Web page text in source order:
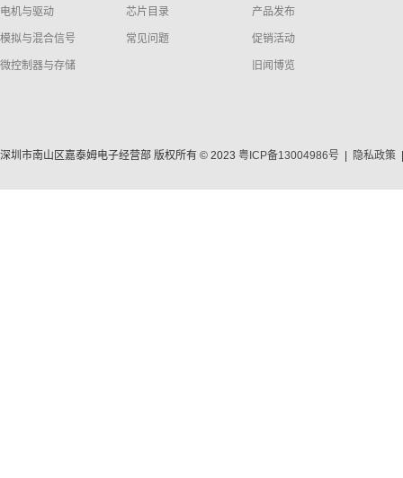
电机与驱动
模拟与混合信号
微控制器与存储
芯片目录
常见问题
产品发布
促销活动
旧闻博览
深圳市南山区嘉泰姆电子经营部 版权所有 © 2023 粤ICP备13004986号 隐私政策